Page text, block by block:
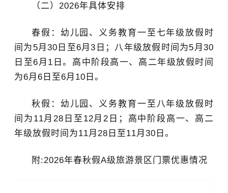
（二）2026年具体安排
春假：幼儿园、义务教育一至七年级放假时
间为5月30日至6月3日；八年级放假时间为5月30
日至6月1日。高中阶段高一、高二年级放假时间
为6月6日至6月10日。
秋假：幼儿园、义务教育一至八年级放假时
间为11月28日至12月2日；高中阶段高一、高二
年级放假时间为11月28日至11月30日。
附:2026年春秋假A级旅游景区门票优惠情况